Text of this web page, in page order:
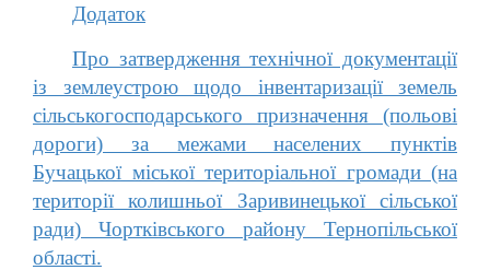
Додаток
Про затвердження технічної документації
із землеустрою щодо інвентаризації земель
сільськогосподарського призначення (польові
дороги) за межами населених пунктів
Бучацької міської територіальної громади (на
території колишньої Заривинецької сільської
ради) Чортківського району Тернопільської
області.